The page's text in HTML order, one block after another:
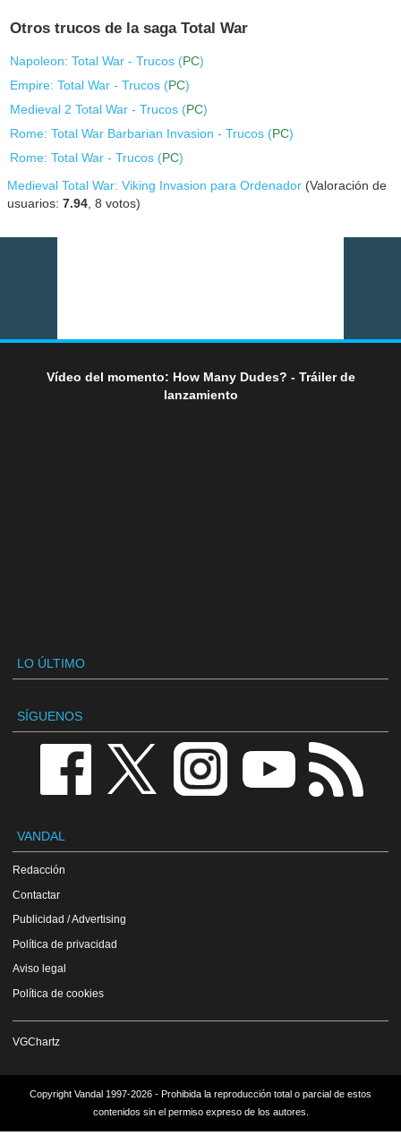
Otros trucos de la saga Total War
Napoleon: Total War - Trucos (PC)
Empire: Total War - Trucos (PC)
Medieval 2 Total War - Trucos (PC)
Rome: Total War Barbarian Invasion - Trucos (PC)
Rome: Total War - Trucos (PC)
Medieval Total War: Viking Invasion para Ordenador (Valoración de
usuarios:7.94 ,8 votos)
Vídeo del momento: How Many Dudes? - Tráiler de
lanzamiento
LO ÚLTIMO
SÍGUENOS
VANDAL
Redacción
Contactar
Publicidad / Advertising
Política de privacidad
Aviso legal
Política de cookies
VGChartz
Copyright Vandal 1997-2026 - Prohibida la reproducción total o parcial de estos
contenidos sin el permiso expreso de los autores.